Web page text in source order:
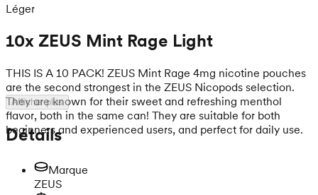
Léger
10x ZEUS Mint Rage Light
THIS IS A 10 PACK! ZEUS Mint Rage 4mg nicotine pouches
are the second strongest in the ZEUS Nicopods selection.
They are known for their sweet and refreshing menthol
flavor, both in the same can! They are suitable for both
beginners and experienced users, and perfect for daily use.
Afficher plus
Détails
Marque
ZEUS